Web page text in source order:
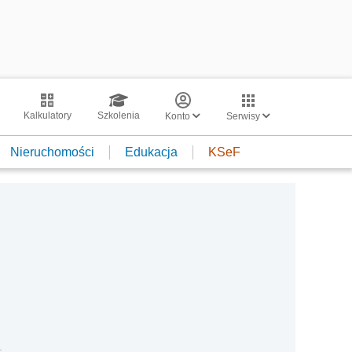
Kalkulatory Szkolenia Konto Serwisy
Nieruchomości Edukacja KSeF